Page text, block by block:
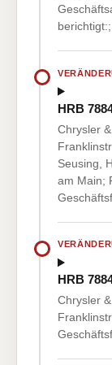
HRB
Chrysler
Seusing,
am Main;
HRB
Chrysler